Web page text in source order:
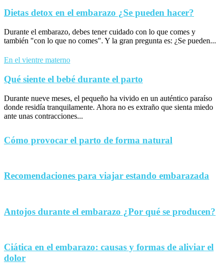
Dietas detox en el embarazo ¿Se pueden hacer?
Durante el embarazo, debes tener cuidado con lo que comes y
también "con lo que no comes". Y la gran pregunta es: ¿Se pueden...
En el vientre materno
Qué siente el bebé durante el parto
Durante nueve meses, el pequeño ha vivido en un auténtico paraíso
donde residía tranquilamente. Ahora no es extraño que sienta miedo
ante unas contracciones...
Cómo provocar el parto de forma natural
Recomendaciones para viajar estando embarazada
Antojos durante el embarazo ¿Por qué se producen?
Ciática en el embarazo: causas y formas de aliviar el
dolor